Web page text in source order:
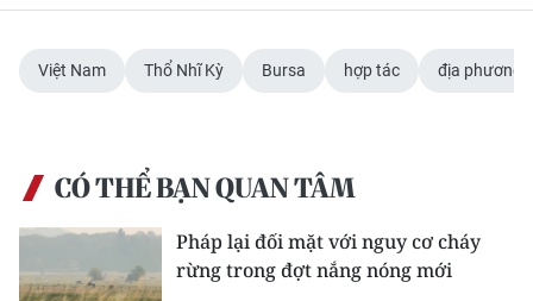
Việt Nam Thổ Nhĩ Kỳ Bursa hợp tác địa phương
CÓ THỂ BẠN QUAN TÂM
Pháp lại đối mặt với nguy cơ cháy
rừng trong đợt nắng nóng mới